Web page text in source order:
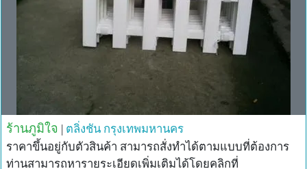
ร้านภูมิใจ | ตลิ่งชัน กรุงเทพมหานคร
ราคาขึ้นอยู่กับตัวสินค้า สามารถสั่งทำได้ตามแบบที่ต้องการ
ท่านสามารถหารายระเอียดเพิ่มเติมได้โดยคลิกที่